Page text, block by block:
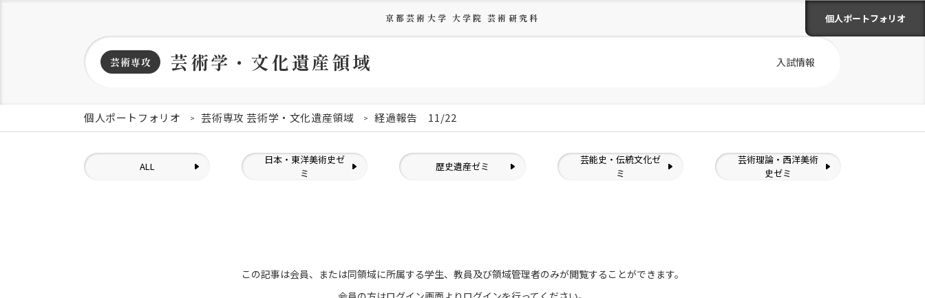
京都芸術大学 大学院 芸術研究科 個人ポートフォリオ
芸術専攻 芸術学・文化遺産領域 入試情報
個人ポートフォリオ 芸術専攻 芸術学・文化遺産領域 経過報告 11/22
ALL
日本・東洋美術史ゼ
ミ
歴史遺産ゼミ
芸能史・伝統文化ゼ
ミ
芸術理論・西洋美術
史ゼミ
この記事は会員、または同領域に所属する学生、教員及び領域管理者のみが閲覧することができます。